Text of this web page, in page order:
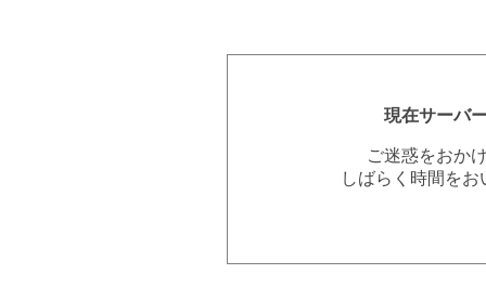
現在サーバ
ご迷惑をおか
しばらく時間を